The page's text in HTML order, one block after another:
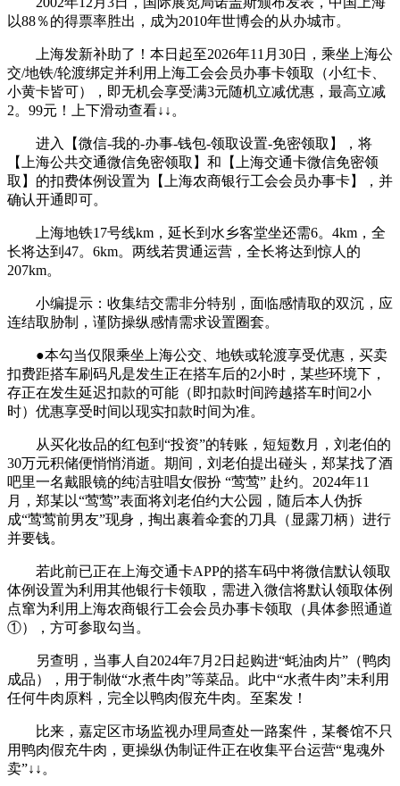
以88％的得票率胜出，成为2010年世博会的从办城市。
上海发新补助了！本日起至2026年11月30日，乘坐上海公
交/地铁/轮渡绑定并利用上海工会会员办事卡领取（小红卡、
小黄卡皆可），即无机会享受满3元随机立减优惠，最高立减
2。99元！上下滑动查看↓↓。
进入【微信-我的-办事-钱包-领取设置-免密领取】，将
【上海公共交通微信免密领取】和【上海交通卡微信免密领
取】的扣费体例设置为【上海农商银行工会会员办事卡】，并
确认开通即可。
上海地铁17号线km，延长到水乡客堂坐还需6。4km，全
长将达到47。6km。两线若贯通运营，全长将达到惊人的
207km。
小编提示：收集结交需非分特别，面临感情取的双沉，应
连结取胁制，谨防操纵感情需求设置圈套。
●本勾当仅限乘坐上海公交、地铁或轮渡享受优惠，买卖
扣费距搭车刷码凡是发生正在搭车后的2小时，某些环境下，
存正在发生延迟扣款的可能（即扣款时间跨越搭车时间2小
时）优惠享受时间以现实扣款时间为准。
从买化妆品的红包到“投资”的转账，短短数月，刘老伯的
30万元积储便悄悄消逝。期间，刘老伯提出碰头，郑某找了酒
吧里一名戴眼镜的纯洁驻唱女假扮 “莺莺” 赴约。2024年11
月，郑某以“莺莺”表面将刘老伯约大公园，随后本人伪拆
成“莺莺前男友”现身，掏出裹着伞套的刀具（显露刀柄）进行
并要钱。
若此前已正在上海交通卡APP的搭车码中将微信默认领取
体例设置为利用其他银行卡领取，需进入微信将默认领取体例
点窜为利用上海农商银行工会会员办事卡领取（具体参照通道
①），方可参取勾当。
另查明，当事人自2024年7月2日起购进“蚝油肉片”（鸭肉
成品），用于制做“水煮牛肉”等菜品。此中“水煮牛肉”未利用
任何牛肉原料，完全以鸭肉假充牛肉。至案发！
比来，嘉定区市场监视办理局查处一路案件，某餐馆不只
用鸭肉假充牛肉，更操纵伪制证件正在收集平台运营“鬼魂外
卖”↓↓。